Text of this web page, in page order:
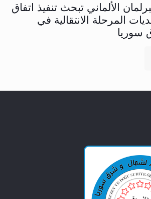
الألماني تبحث تنفيذ اتفاق
المرحلة الانتقالية في
سوريا